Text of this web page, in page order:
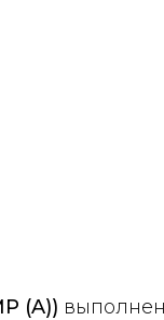
(A))